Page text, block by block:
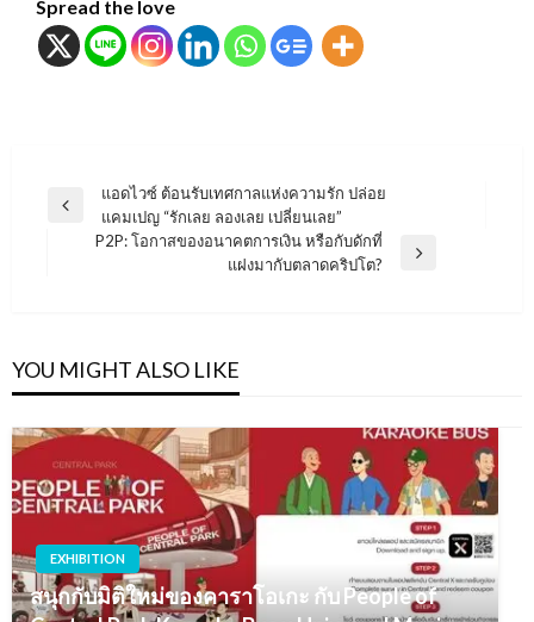
Spread the love
แนะแนว
Previous
แอดไวซ์ ต้อนรับเทศกาลแห่งความรัก ปล่อย
แคมเปญ “รักเลย ลองเลย เปลี่ยนเลย”
P2P: โอกาสของอนาคตการเงิน หรือกับดักที่
แฝงมากับตลาดคริปโต?
YOU MIGHT ALSO LIKE
EXHIBITION
สนุกกับมิติใหม่ของคาราโอเกะ กับ People of